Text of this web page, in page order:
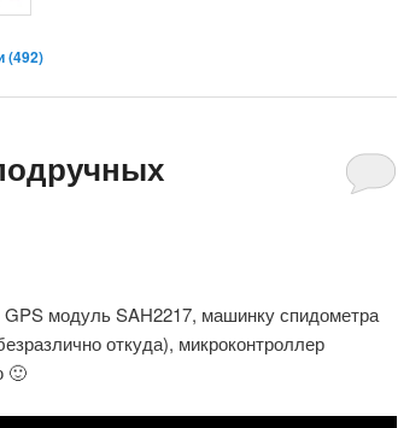
(492)
модуль SAH2217, машинку спидометра
откуда), микроконтроллер
🙂